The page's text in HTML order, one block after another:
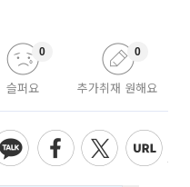
슬퍼요
0
추가취재 원해요
0